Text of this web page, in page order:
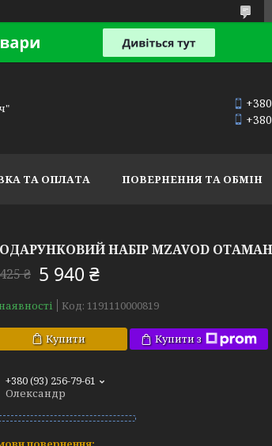
ТА ОПЛАТА ПОВЕРНЕННЯ ТА ОБМІН
НАБІР MZAVOD
₴ 5 940 ₴
Код: 1191110000819
Купити Купити з
+380 (93) 256-79-61
Олександр